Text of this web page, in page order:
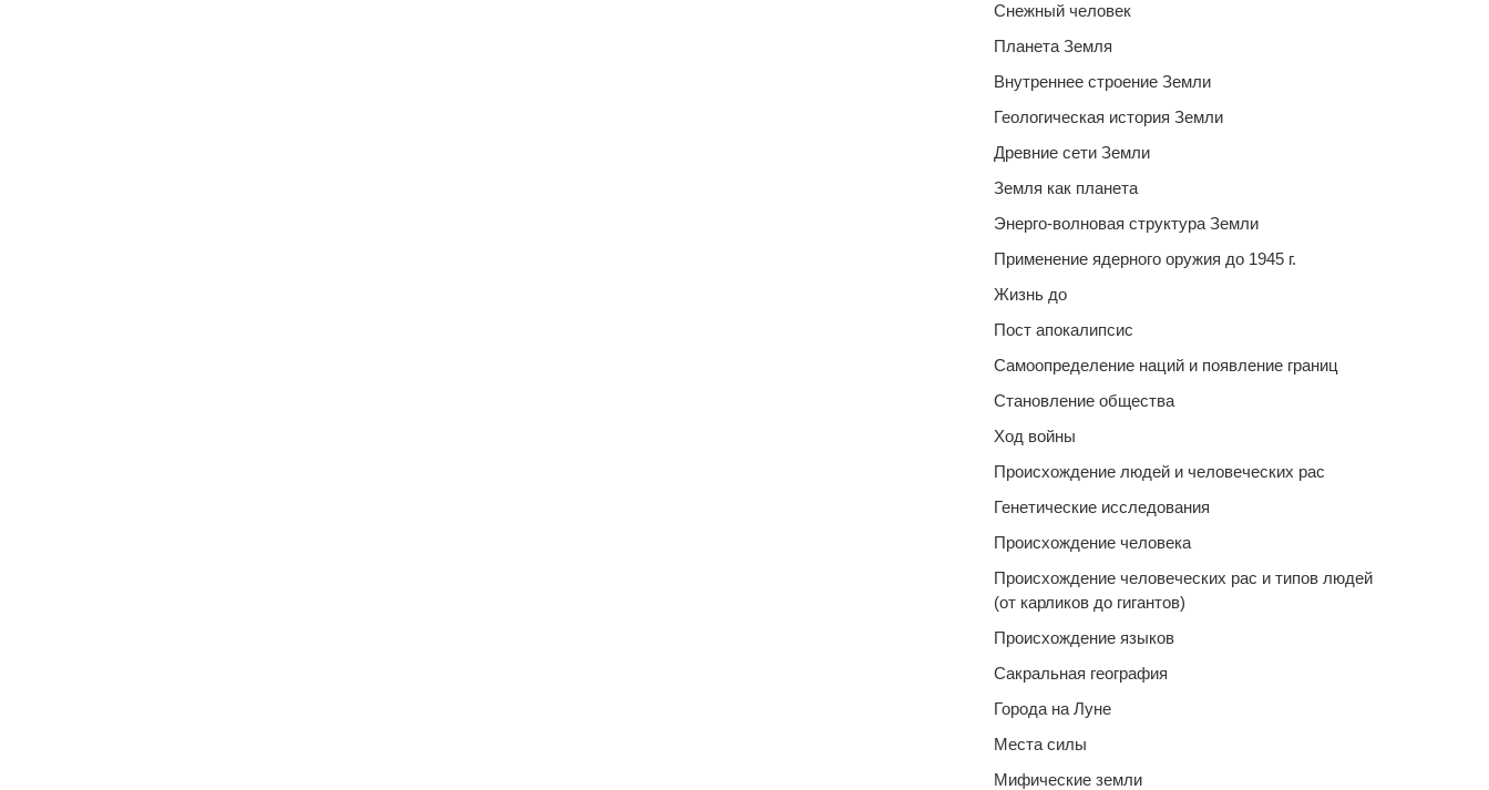
Снежный человек
Планета Земля
Внутреннее строение Земли
Геологическая история Земли
Древние сети Земли
Земля как планета
Энерго-волновая структура Земли
Применение ядерного оружия до 1945 г.
Жизнь до
Пост апокалипсис
Самоопределение наций и появление границ
Становление общества
Ход войны
Происхождение людей и человеческих рас
Генетические исследования
Происхождение человека
Происхождение человеческих рас и типов людей
(от карликов до гигантов)
Происхождение языков
Сакральная география
Города на Луне
Места силы
Мифические земли